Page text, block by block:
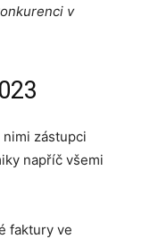
v
zástupci
napříč všemi
faktury ve